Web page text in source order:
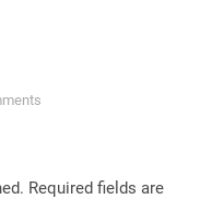
Required fields are